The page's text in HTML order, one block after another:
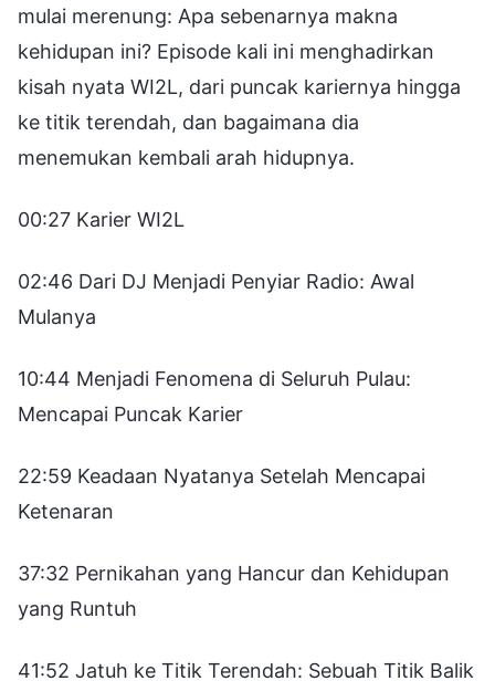
mulai merenung: Apa sebenarnya makna
kehidupan ini? Episode kali ini menghadirkan
kisah nyata WI2L, dari puncak kariernya hingga
ke titik terendah, dan bagaimana dia
menemukan kembali arah hidupnya.
00:27 Karier WI2L
02:46 Dari DJ Menjadi Penyiar Radio: Awal
Mulanya
10:44 Menjadi Fenomena di Seluruh Pulau:
Mencapai Puncak Karier
22:59 Keadaan Nyatanya Setelah Mencapai
Ketenaran
37:32 Pernikahan yang Hancur dan Kehidupan
yang Runtuh
41:52 Jatuh ke Titik Terendah: Sebuah Titik Balik